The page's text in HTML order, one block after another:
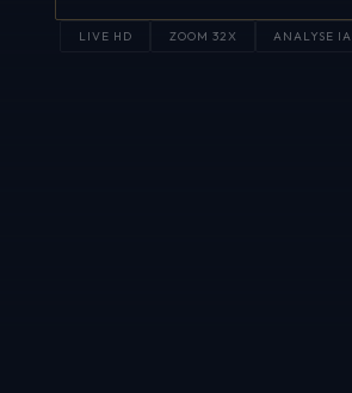
LIVE HD ZOOM 32X ANALYSE IA